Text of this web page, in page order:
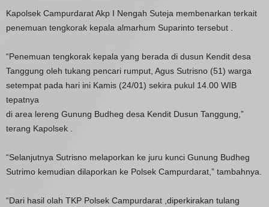
Kapolsek Campurdarat Akp I Nengah Suteja membenarkan terkait
penemuan tengkorak kepala almarhum Suparinto tersebut .
“Penemuan tengkorak kepala yang berada di dusun Kendit desa
Tanggung oleh tukang pencari rumput, Agus Sutrisno (51) warga
setempat pada hari ini Kamis (24/01) sekira pukul 14.00 WIB
tepatnya
di area lereng Gunung Budheg desa Kendit Dusun Tanggung,”
terang Kapolsek .
“Selanjutnya Sutrisno melaporkan ke juru kunci Gunung Budheg
Sutrimo kemudian dilaporkan ke Polsek Campurdarat,” tambahnya.
“Dari hasil olah TKP Polsek Campurdarat ,diperkirakan tulang